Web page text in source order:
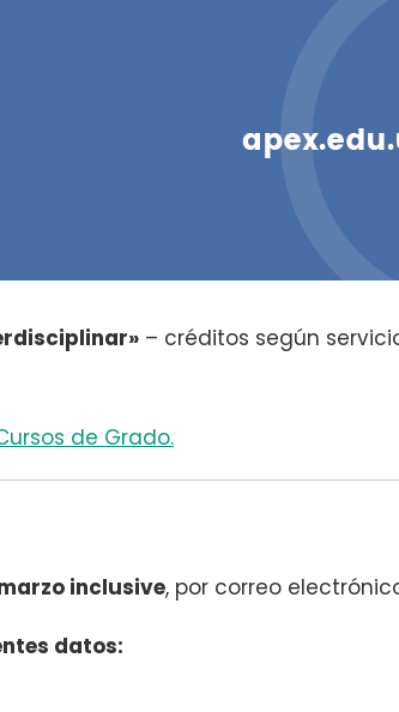
– créditos según
de Grado.
marzo inclusive, por correo
datos: